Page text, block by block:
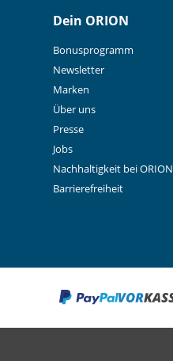
Dein ORION
Bonusprogramm
Newsletter
Marken
Über uns
Presse
Jobs
Nachhaltigkeit bei ORION
Barrierefreiheit